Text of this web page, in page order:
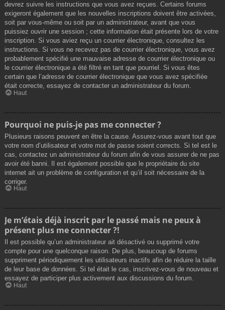
devrez suivre les instructions que vous avez reçues. Certains forums
exigeront également que les nouvelles inscriptions doivent être activées,
soit par vous-même ou soit par un administrateur, avant que vous
puissiez ouvrir une session ; cette information était présente lors de votre
inscription. Si vous aviez reçu un courrier électronique, consultez les
instructions. Si vous ne recevez pas de courrier électronique, vous avez
probablement spécifié une mauvaise adresse de courrier électronique ou
le courrier électronique a été filtré en tant que pourriel. Si vous êtes
certain que l’adresse de courrier électronique que vous avez spécifiée
était correcte, essayez de contacter un administrateur du forum.
Haut
Pourquoi ne puis-je pas me connecter ?
Plusieurs raisons peuvent en être la cause. Assurez-vous avant tout que
votre nom d’utilisateur et votre mot de passe soient corrects. Si tel est le
cas, contactez un administrateur du forum afin de vous assurer de ne pas
avoir été banni. Il est également possible que le propriétaire du site
internet ait un problème de configuration et qu’il soit nécessaire de la
corriger.
Haut
Je m’étais déjà inscrit par le passé mais ne peux à
présent plus me connecter ?!
Il est possible qu’un administrateur ait désactivé ou supprimé votre
compte pour une quelconque raison. De plus, beaucoup de forums
suppriment périodiquement les utilisateurs inactifs afin de réduire la taille
de leur base de données. Si tel était le cas, inscrivez-vous de nouveau et
essayez de participer plus activement aux discussions du forum.
Haut